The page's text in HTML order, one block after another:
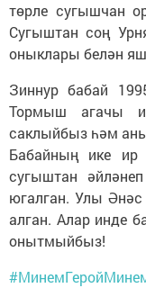
төрле сугышчан
Сугыштан соң
оныклары белән
Зиннур бабай
Тормыш агачы
саклыйбыз һәм
Бабайның ике
сугыштан
югалган. Улы
алган. Алар инде
онытмыйбыз!